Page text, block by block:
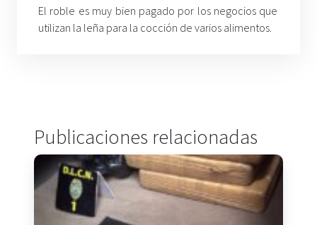
El roble es muy bien pagado por los negocios que
utilizan la leña para la cocción de varios alimentos.
Publicaciones relacionadas